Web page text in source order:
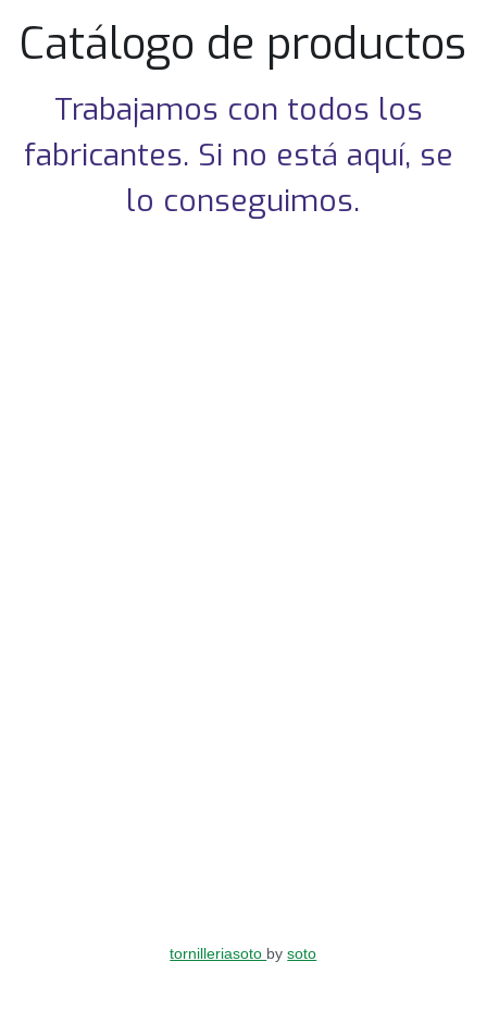
Catálogo de productos
Trabajamos con todos los
fabricantes. Si no está aquí, se
lo conseguimos.
tornilleriasoto bysoto